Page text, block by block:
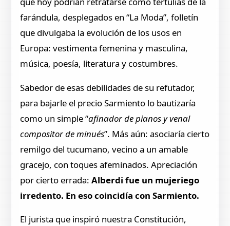
farándula, desplegados en “La Moda”, folletín
que divulgaba la evolución de los usos en
Europa: vestimenta femenina y masculina,
música, poesía, literatura y costumbres.
Sabedor de esas debilidades de su refutador,
para bajarle el precio Sarmiento lo bautizaría
como un simple “afinador de pianos y venal
compositor de minués”. Más aún: asociaría cierto
remilgo del tucumano, vecino a un amable
gracejo, con toques afeminados. Apreciación
por cierto errada:Alberdi fue un mujeriego
irredento. En eso coincidía con Sarmiento.
El jurista que inspiró nuestra Constitución,